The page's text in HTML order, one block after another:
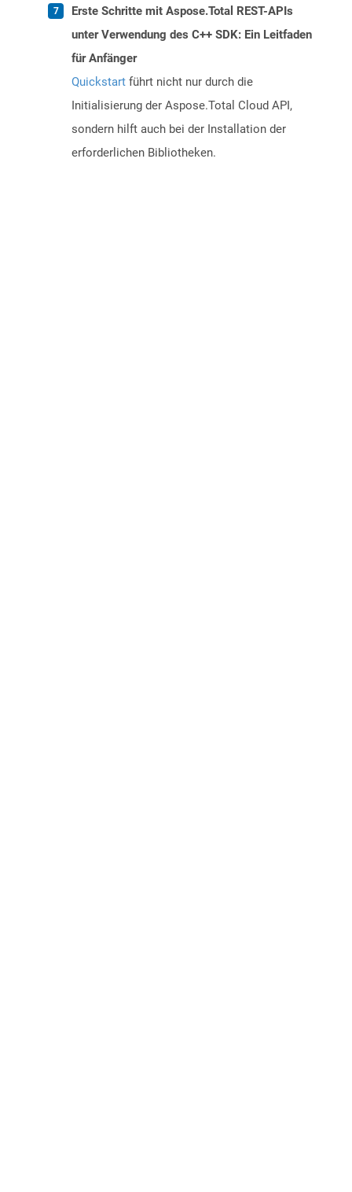
Erste Schritte mit Aspose.Total REST-APIs
unter Verwendung des C++ SDK: Ein Leitfaden
für Anfänger
Quickstart führt nicht nur durch die
Initialisierung der Aspose.Total Cloud API,
sondern hilft auch bei der Installation der
erforderlichen Bibliotheken.